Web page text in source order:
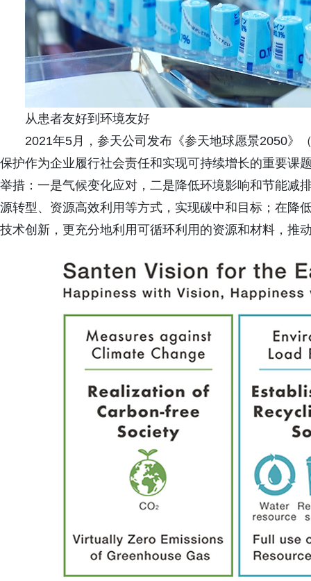
从患者友好到环境友好
2021年5月，参天公司发布《参天地球愿景2050》
保护作为企业履行社会责任和实现可持续增长的重要课
举措：一是气候变化应对，二是降低环境影响和节能减
源转型、资源高效利用等方式，实现碳中和目标；在降
技术创新，更充分地利用可循环利用的资源和材料，推